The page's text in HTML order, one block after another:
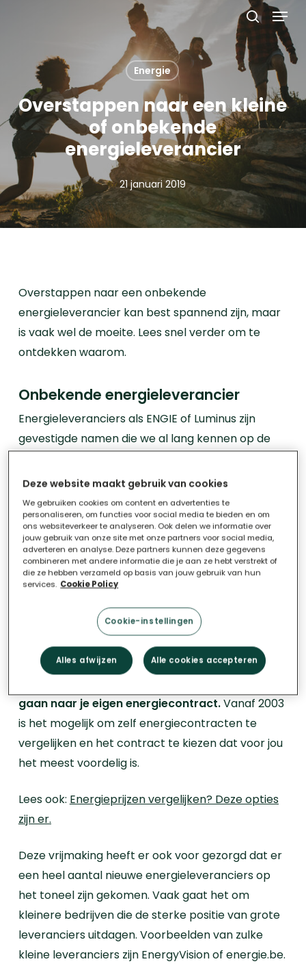
content
search
Menu
Energie
Overstappen naar een kleine
of onbekende
energieleverancier
21 januari 2019
Overstappen naar een onbekende
energieleverancier kan best spannend zijn, maar
is vaak wel de moeite. Lees snel verder om te
ontdekken waarom.
Onbekende energieleverancier
Energieleveranciers als ENGIE of Luminus zijn
gevestigde namen die we al lang kennen op de
bedrijven zijn er ook een aantal kleinere en
minder bekende energieleveranciers actief.
Vraag jij je soms af ofoverstappen naar een
kleinere of onbekende leverancierinteressant
kan zijn? In deze blog lichten we toe waarom dat
een prima ideeis.
Vrijmaking van de energiemarkt
In 2003 is deVlaamse energiemarkt
vrijgemaakt.Die vrijmaking betekent dat jij als
gaan naar je eigen energiecontract.Vanaf 2003
is het mogelijk om zelf energiecontracten te
vergelijken en het contract te kiezen dat voor jou
het meest voordelig is.
Lees ook: Energieprijzen vergelijken? Deze opties
zijn er.
Deze vrijmaking heeft er ook voor gezorgd dat er
een heel aantal nieuwe energieleveranciers op
het toneel zijn gekomen. Vaak gaat het om
kleinere bedrijven die de sterke positie van grote
leveranciers uitdagen. Voorbeelden van zulke
kleine leveranciers zijn EnergyVision of energie.be.
Deze website maakt gebruik van cookies
We gebruiken cookies om content en advertenties te
personaliseren, om functies voor social media te bieden en om
ons websiteverkeer te analyseren. Ook delen we informatie over
jouw gebruik van onze site met onze partners voor social media,
adverteren en analyse. Deze partners kunnen deze gegevens
combineren met andere informatie die je aan ze hebt verstrekt of
die ze hebben verzameld op basis van jouw gebruik van hun
services. Cookie Policy
Cookie-instellingen
Alles afwijzen Alle cookies accepteren